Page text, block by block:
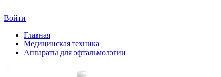
Войти
Главная
Медицинская техника
Аппараты для офтальмологии